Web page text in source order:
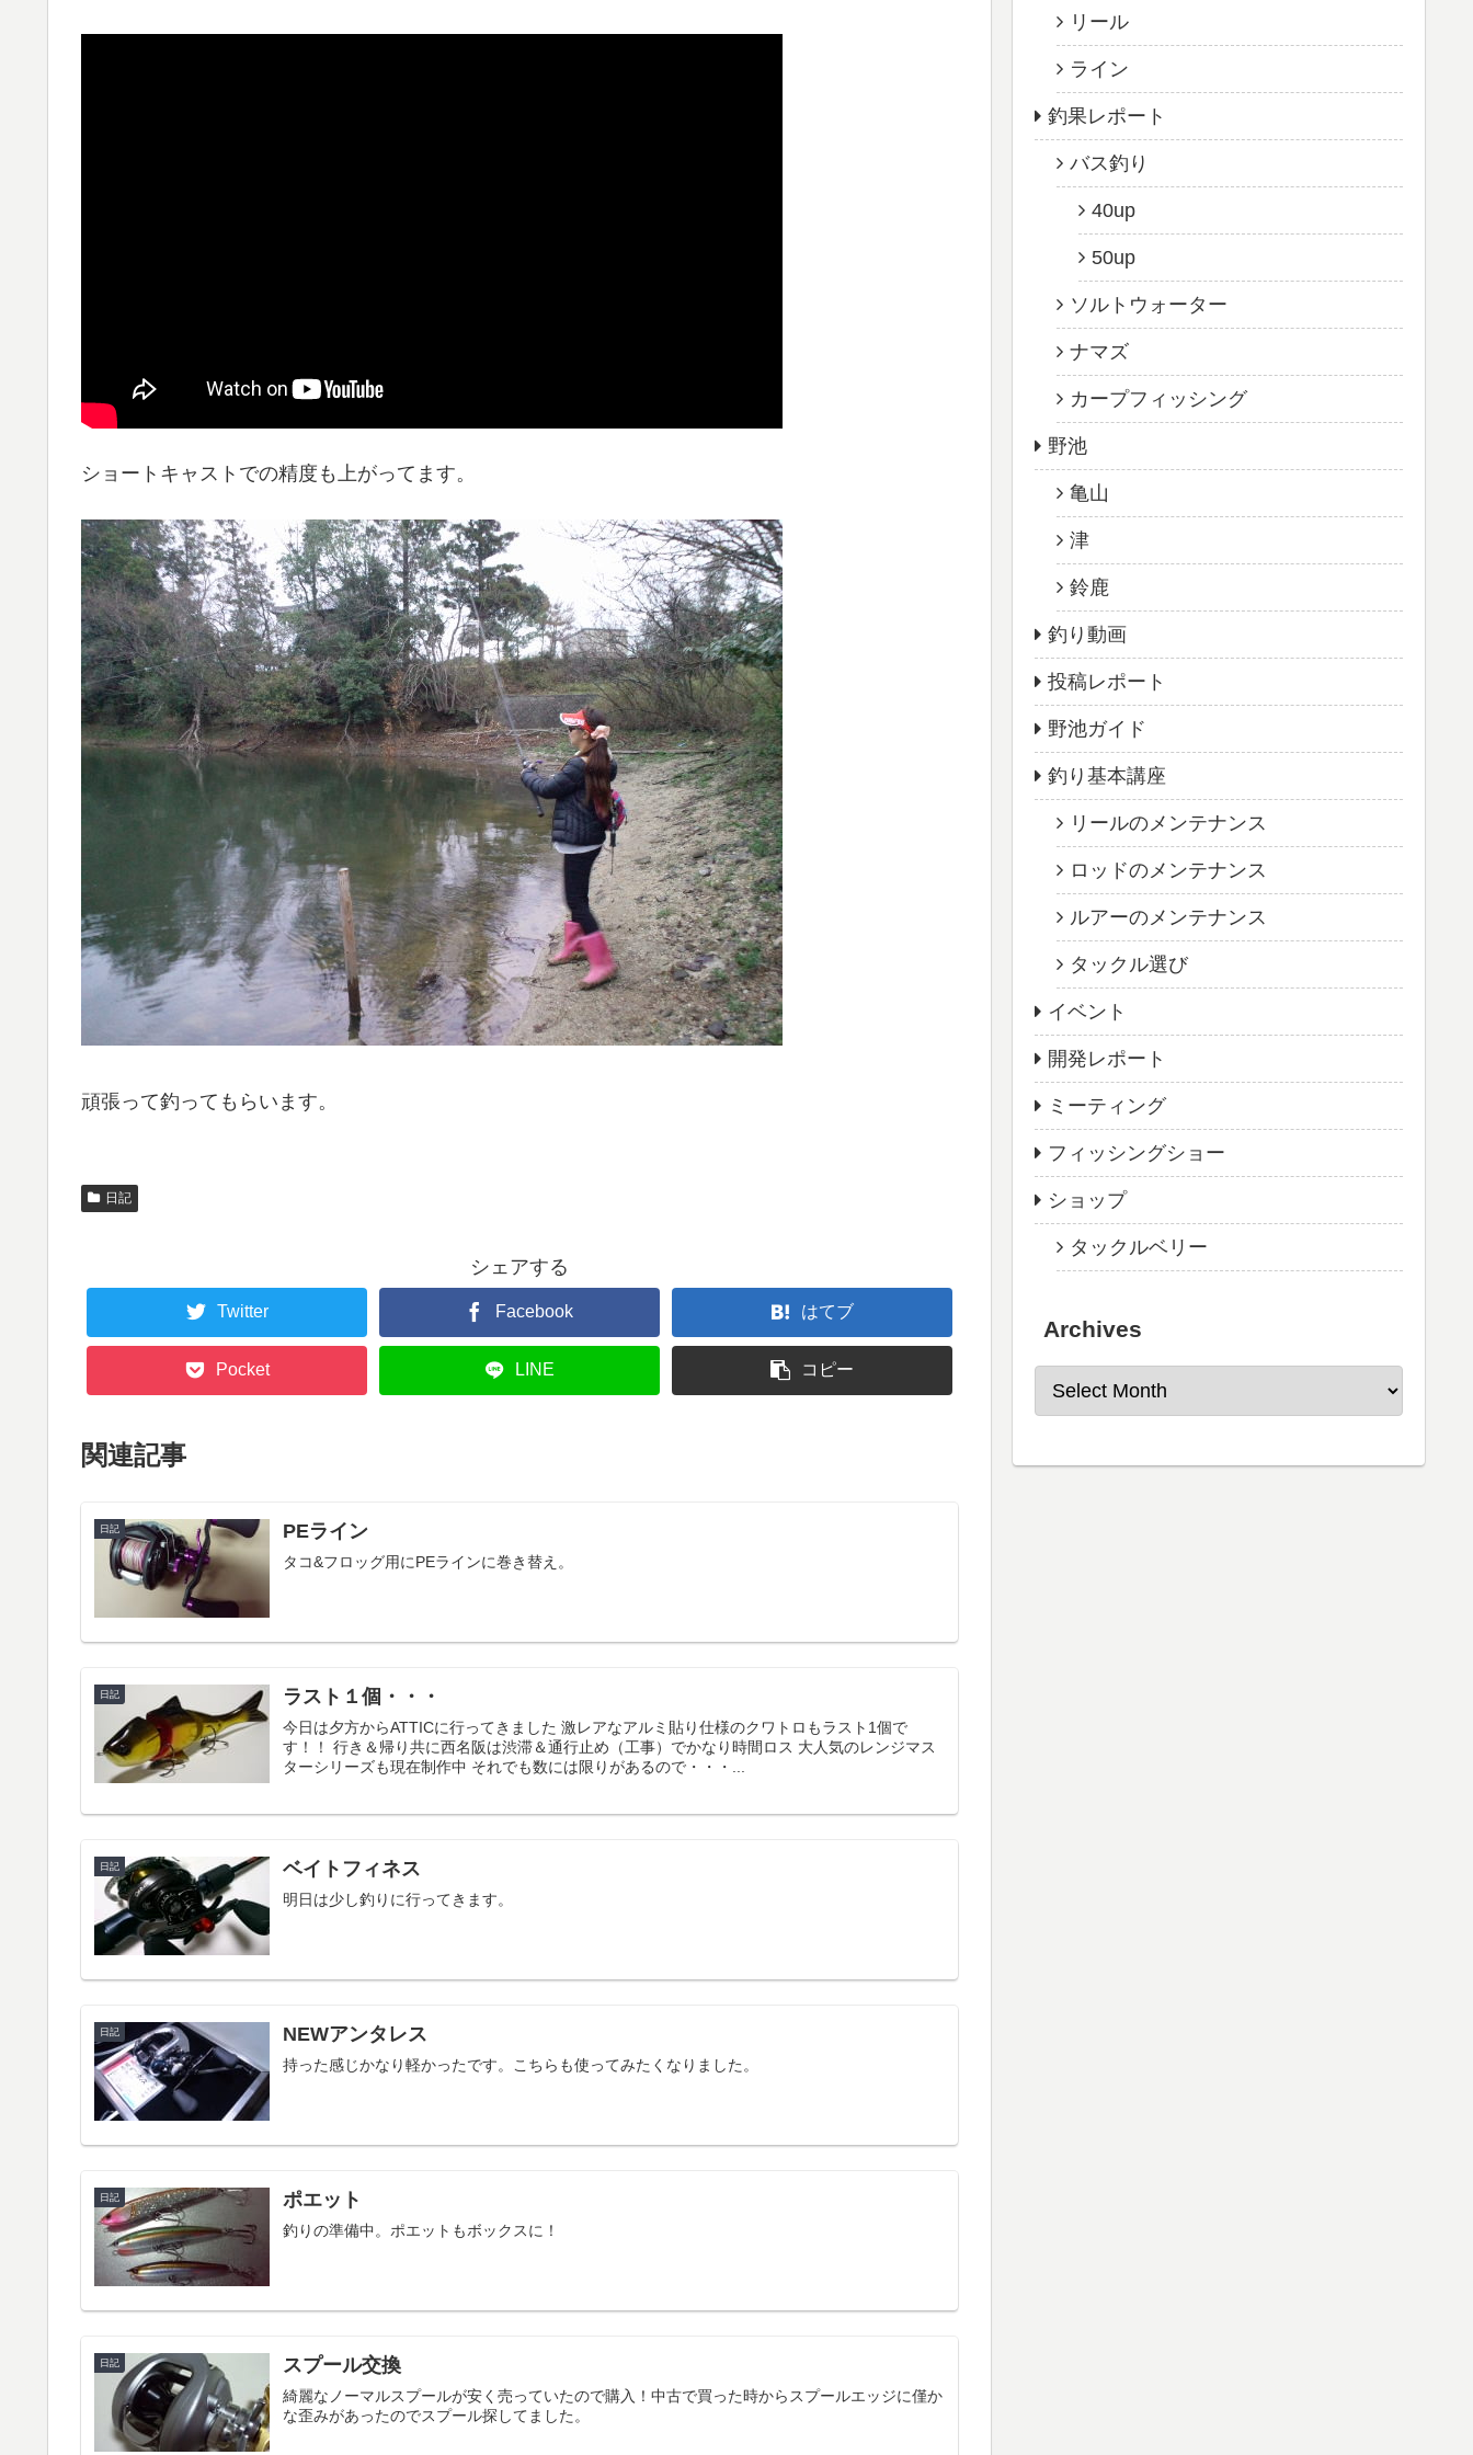
ショートキャストでの精度も上がってます。
頑張って釣ってもらいます。
日記
シェアする
Twitter Facebook はてブ
Pocket LINE コピー
関連記事
日記 PEライン
タコ&フロッグ用にPEラインに巻き替え。
日記 ラスト１個・・・
今日は夕方からATTICに行ってきました 激レアなアルミ貼り仕様のクワトロもラスト1個で
す！！ 行き＆帰り共に西名阪は渋滞＆通行止め（工事）でかなり時間ロス 大人気のレンジマス
ターシリーズも現在制作中 それでも数には限りがあるので・・・...
日記 ベイトフィネス
明日は少し釣りに行ってきます。
日記 NEWアンタレス
持った感じかなり軽かったです。こちらも使ってみたくなりました。
日記 ポエット
釣りの準備中。ポエットもボックスに！
日記 スプール交換
綺麗なノーマルスプールが安く売っていたので購入！中古で買った時からスプールエッジに僅か
な歪みがあったのでスプール探してました。
リール
ライン
釣果レポート
バス釣り
40up
50up
ソルトウォーター
ナマズ
カープフィッシング
野池
亀山
津
鈴鹿
釣り動画
投稿レポート
野池ガイド
釣り基本講座
リールのメンテナンス
ロッドのメンテナンス
ルアーのメンテナンス
タックル選び
イベント
開発レポート
ミーティング
フィッシングショー
ショップ
タックルベリー
Archives